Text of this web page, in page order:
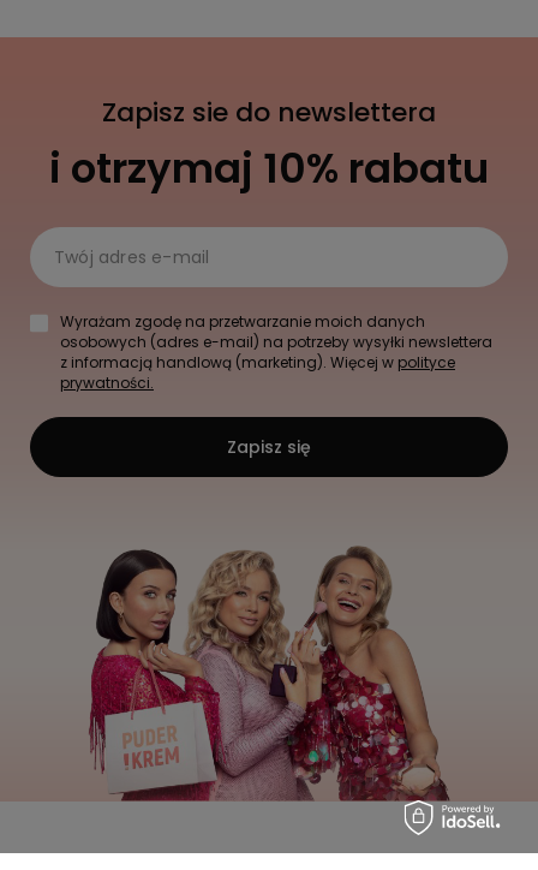
Zapisz sie do newslettera
i otrzymaj 10% rabatu
Twój adres e-mail
Wyrażam zgodę na przetwarzanie moich danych
osobowych (adres e-mail) na potrzeby wysyłki newslettera
z informacją handlową (marketing). Więcej w polityce
prywatności.
Zapisz się